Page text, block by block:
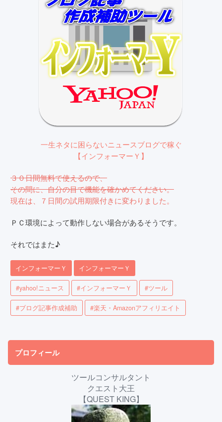
一生ネタに困らないニュースブログで稼ぐ
【インフォーマーＹ】
３０日間無料で使えるので、
その間に、自分の目で機能を確かめてください。
現在は、７日間の試用期限付きに変わりました。
ＰＣ環境によって動作しない場合があるそうです。
それではまた♪
インフォーマーＹ インフォーマーＹ
#yahoo!ニュース #インフォーマーＹ #ツール
#ブログ記事作成補助 #楽天・Amazonアフィリエイト
プロフィール
ツールコンサルタント
クエスト大王
【QUEST KING】